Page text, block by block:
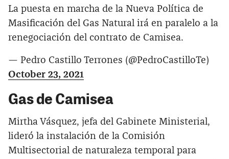
La puesta en marcha de la Nueva Política de
Masificación del Gas Natural irá en paralelo a la
renegociación del contrato de Camisea.
— Pedro Castillo Terrones (@PedroCastilloTe)
October 23, 2021
Gas de Camisea
Mirtha Vásquez, jefa del Gabinete Ministerial,
lideró la instalación de la Comisión
Multisectorial de naturaleza temporal para